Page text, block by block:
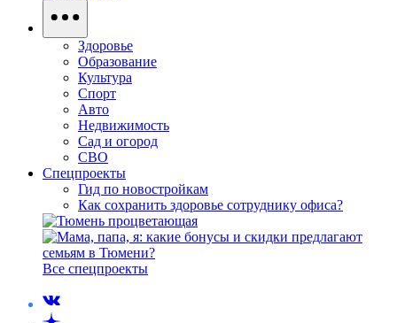
Здоровье
Образование
Культура
Спорт
Авто
Недвижимость
Сад и огород
СВО
Спецпроекты
Гид по новостройкам
Как сохранить здоровье сотруднику офиса?
Все спецпроекты